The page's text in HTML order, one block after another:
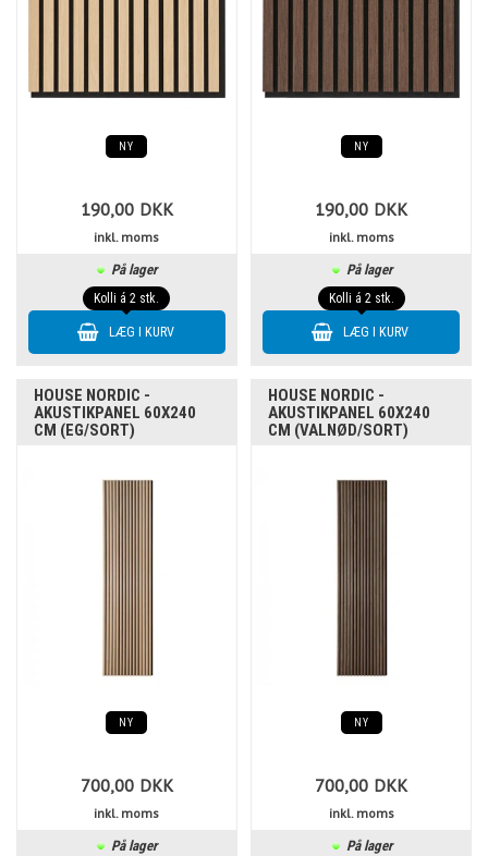
NY
190,00 DKK
inkl. moms
På lager
Kolli á 2 stk.
NY
190,00 DKK
inkl. moms
På lager
Kolli á 2 stk.
HOUSE NORDIC -
AKUSTIKPANEL 60X240
CM (EG/SORT)
NY
700,00 DKK
inkl. moms
På lager
HOUSE NORDIC -
AKUSTIKPANEL 60X240
CM (VALNØD/SORT)
NY
700,00 DKK
inkl. moms
På lager